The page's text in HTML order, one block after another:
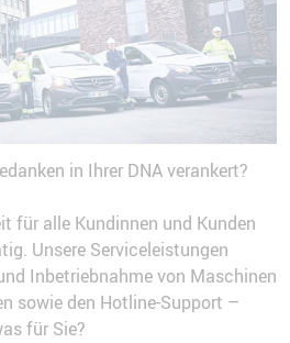
in Ihrer DNA verankert?
für alle Kundinnen und Kunden
Unsere Serviceleistungen
Inbetriebnahme von Maschinen
sowie den Hotline-Support –
für Sie?